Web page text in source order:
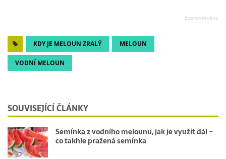
KDY JE MELOUN ZRALÝ MELOUN
VODNÍ MELOUN
SOUVISEJÍCÍ ČLÁNKY
Semínka z vodního melounu, jak je využít dál –
co takhle pražená semínka